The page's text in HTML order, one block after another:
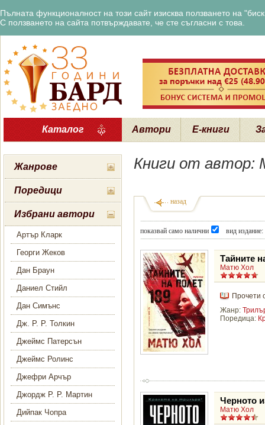
Пълната функционалност на този сайт изисква ползването на
С ползването на сайта потвърждавате, че сте съгласни с това.
Каталог Автори Е-книги
Жанрове
Поредици
Избрани автори
Артър Кларк
Георги Жеков
Дан Браун
Даниел Стийл
Дан Симънс
Дж. Р. Р. Толкин
Джеймс Патерсън
Джеймс Ролинс
Джефри Арчър
Джордж Р. Р. Мартин
Дийпак Чопра
Книги от
показвай само налични вид издание:
Тайните
Матю Хол
Прочети
Жанр:
Поредица:
Черното
Матю Хол
назад